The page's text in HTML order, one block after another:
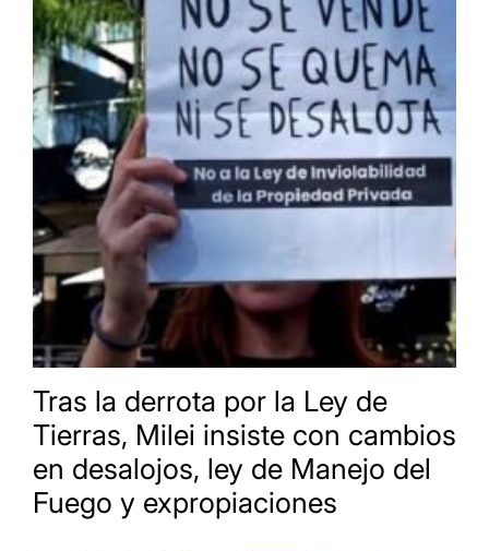
Tras la derrota por la Ley de
Tierras, Milei insiste con cambios
en desalojos, ley de Manejo del
Fuego y expropiaciones